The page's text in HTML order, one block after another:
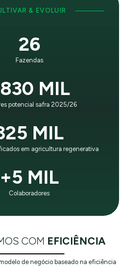
GRANDE
guia nosso negócio e evolução:
gerações futuras, sendo líder
no negócio agrícola e respeito
& EVOLUIR
26
Fazendas
MIL
potencial safra 2025/26
MIL
em agricultura regenerativa
+5 MIL
Colaboradores
COM EFICIÊNCIA
de negócio baseado na eficiência